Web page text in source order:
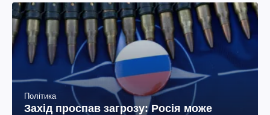
Політика
Захід проспав загрозу: Росія може